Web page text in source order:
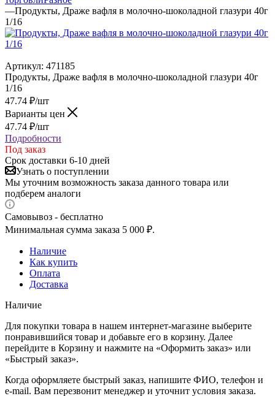
—Продукты, Драже вафля в молочно-шоколадной глазури 40г
1/16
Артикул: 471185
Продукты, Драже вафля в молочно-шоколадной глазури 40г
1/16
47.74 ₽/шт
Варианты цен
47.74 ₽/шт
Подробности
Под заказ
Срок доставки 6-10 дней
Узнать о поступлении
Мы уточним возможность заказа данного товара или
подберем аналоги
Самовывоз - бесплатно
Минимальная сумма заказа 5 000 ₽.
Наличие
Как купить
Оплата
Доставка
Наличие
Для покупки товара в нашем интернет-магазине выберите
понравившийся товар и добавьте его в корзину. Далее
перейдите в Корзину и нажмите на «Оформить заказ» или
«Быстрый заказ».
Когда оформляете быстрый заказ, напишите ФИО, телефон и
e-mail. Вам перезвонит менеджер и уточнит условия заказа.